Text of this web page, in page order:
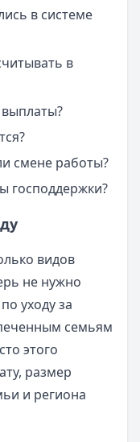
в системе
в
смене работы?
господдержки?
видов
не нужно
уходу за
семьям
этого
размер
и региона